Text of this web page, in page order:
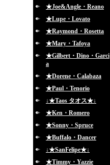
★Joe&Angle・Reano
★Lupe・Lovato
★Raymond・Rosetta
★Mary・Tafoya
★Gilbert・Dino・Garci
a
★Dorene・Calabaza
★Paul・Tenorio
↓★Taos タオス★↓
★Ken・Romero
★Sonny・Spruce
★Buffalo・Dancer
↓★SanFelipe★↓
★Timmy・Yazzie